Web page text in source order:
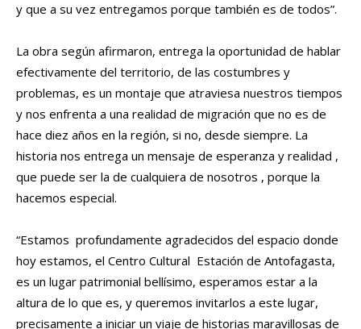
y que a su vez entregamos porque también es de todos”.
La obra según afirmaron, entrega la oportunidad de hablar
efectivamente del territorio, de las costumbres y
problemas, es un montaje que atraviesa nuestros tiempos
y nos enfrenta a una realidad de migración que no es de
hace diez años en la región, si no, desde siempre. La
historia nos entrega un mensaje de esperanza y realidad ,
que puede ser la de cualquiera de nosotros , porque la
hacemos especial.
“Estamos profundamente agradecidos del espacio donde
hoy estamos, el Centro Cultural Estación de Antofagasta,
es un lugar patrimonial bellísimo, esperamos estar a la
altura de lo que es, y queremos invitarlos a este lugar,
precisamente a iniciar un viaje de historias maravillosas de